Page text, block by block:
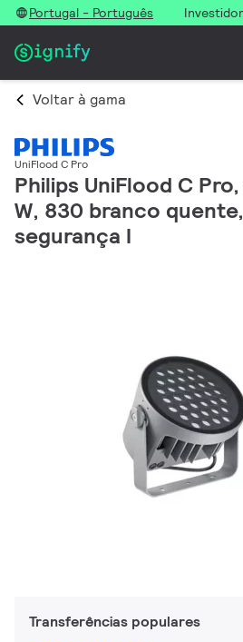
Portugal - Português
Voltar à gama
UniFlood C Pro
Philips UniFlood C
W, 830 branco
segurança I
Transferências populares